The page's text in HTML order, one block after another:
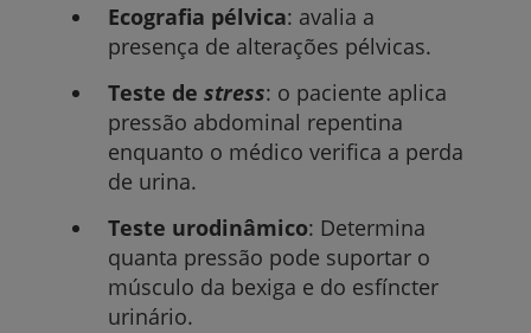
Ecografia pélvica: avalia a
presença de alterações pélvicas.
Teste de stress: o paciente aplica
pressão abdominal repentina
enquanto o médico verifica a perda
de urina.
Teste urodinâmico: Determina
quanta pressão pode suportar o
músculo da bexiga e do esfíncter
urinário.